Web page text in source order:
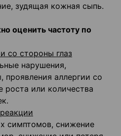
зудящая кожная сыпь.
оценить частоту по
со стороны глаз
нарушения,
аллергии со
роста или количества
симптомов, снижение